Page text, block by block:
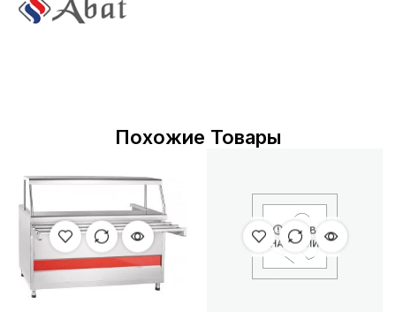
Похожие Товары
НЕТ В
НАЛИЧИИ